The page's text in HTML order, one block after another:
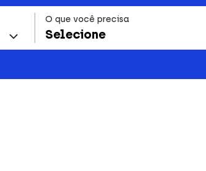
O que você precisa
Selecione